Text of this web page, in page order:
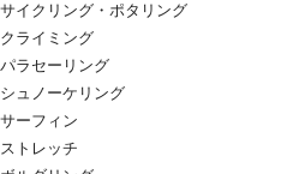
サイクリング・ポタリング
クライミング
パラセーリング
シュノーケリング
サーフィン
ストレッチ